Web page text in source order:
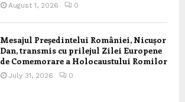
August 1, 2026 0
Mesajul Președintelui României, Nicușor
Dan, transmis cu prilejul Zilei Europene
de Comemorare a Holocaustului Romilor
July 31, 2026 0